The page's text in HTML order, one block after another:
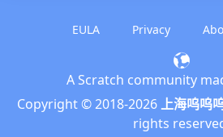
EULA Privacy
English
简体中文
A Scratch community
Copyright © 2018-2026 上海呜呜
rights